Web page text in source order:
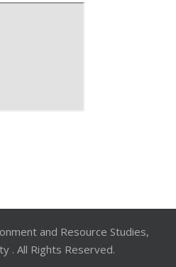
and Resource Studies,
. All Rights Reserved.